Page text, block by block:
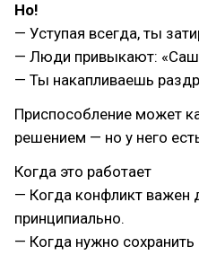
Но!
— Уступая всегда, ты
— Люди привыкают:
— Ты накапливаешь
Приспособление может
решением — но у него
Когда это работает
— Когда конфликт важен
принципиально.
— Когда нужно